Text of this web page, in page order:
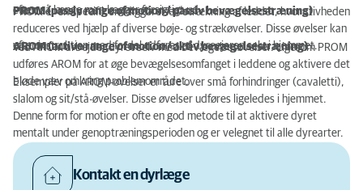
efter, så længe man lægger forsigtigt ud.
PROM (passiv range of motion / passiv bevægelsestræning)
PROM er en specifik smidiggørelse / strækning af leddet, hvor stivheden
reduceres ved hjælp af diverse bøje- og strækøvelser. Disse øvelser kan
efter instruktion med fordel udføres af dyreejeren selv i hjemmet.
AROM (active range of motion / aktiv bevægelsestræning)
Ved AROM arbejder dyret selv med bevægelsesøvelser. Ligesom PROM
udføres AROM for at øge bevægelsesomfanget i leddene og aktivere det
bløde væv omkring problemområdet.
Eksempler på AROM-øvelser er ture over små forhindringer (cavaletti),
slalom og sit/stå-øvelser. Disse øvelser udføres ligeledes i hjemmet.
Denne form for motion er ofte en god metode til at aktivere dyret
mentalt under genoptræningsperioden og er velegnet til alle dyrearter.
Kontakt en dyrlæge